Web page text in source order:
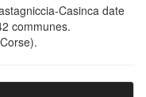
Casinca date
communes.